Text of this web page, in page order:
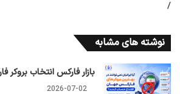
/
نوشته های مشابه
بازار فارکس انتخاب بروکر
2026-07-02